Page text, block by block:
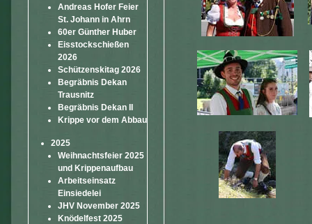
Andreas Hofer Feier
St. Johann in Ahrn
60er Günther Huber
Eisstockschießen
2026
Schützenskitag 2026
Begräbnis Dekan
Trausnitz
Begräbnis Dekan II
Krippe vor dem Abbau
2025
Weihnachtsfeier 2025
und Krippenaufbau
Arbeitseinsatz
Einsiedelei
JHV November 2025
Knödelfest 2025